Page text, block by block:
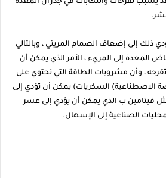
يسبب تقرحات والتهابات في جدران المعدة
ذلك إلى إضعاف الصمام المريئي ، وبالتالي
المعدة إلى المريء ، الأمر الذي يمكن أن
، وأن مشروبات الطاقة التي تحتوي على
الاصطناعية) السكريات) يمكن أن تؤدي إلى
فيتامين ب الذي يمكن أن يؤدي إلى عسر
الصناعية إلى الإسهال.